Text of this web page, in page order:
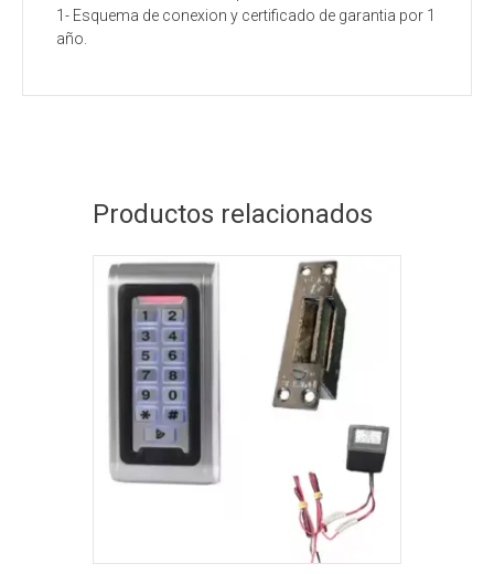
1- Esquema de conexion y certificado de garantia por 1
año.
Productos relacionados